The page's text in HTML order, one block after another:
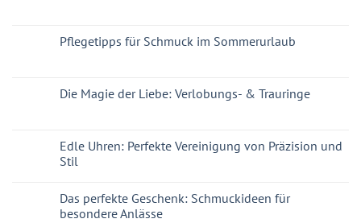
Pflegetipps für Schmuck im Sommerurlaub
Die Magie der Liebe: Verlobungs- & Trauringe
Edle Uhren: Perfekte Vereinigung von Präzision und
Stil
Das perfekte Geschenk: Schmuckideen für
besondere Anlässe